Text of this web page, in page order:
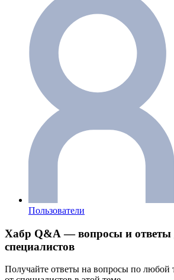
Пользователи
Хабр Q&A — вопросы и ответы
специалистов
Получайте ответы на вопросы по любой